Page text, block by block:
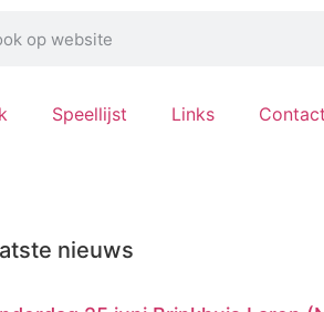
Speellijst Links Contact
nieuws